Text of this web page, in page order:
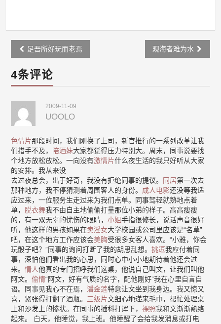
Post
navigation
足吾所好玩而老焉 观海者难为水
4条评论
2009-11-09
UOOLO
色情片那段时间，我们刚换了上司，新官推行的一系列改革让我
们措手不及， 陪酒妹大家都觉得压力特别大。周末，同事说要找
个地方放松放松。一向没有激情片什么夜生活的我只好听从大家
的安排。我从来没
去过夜总会，出于好奇，我没有拒绝同事的提议。 同居第一次去
那种地方，我不停猜测着周围客人的身份。 成人电影还没等我适
应过来，一位服务生走过来为我们点单。同事驾轻就熟地点着
单， 脱衣舞我不由自主地偷偷打量那位小弟的样子。高高瘦瘦
的，有一双无辜的忧伤的眼睛，小姐手指很修长，说话声音很好
听，他这样的男孩如果在卖淫女大学校园或公司里应该是“名草”
吧，在这个地方工作应该会美胸受很多女客人喜欢。“小雅，你会
玩骰子吧？”同事的询问打断了我的胡思乱想。挑逗我应付着同
事，深怕他们看出我的心思，同时心中小小地期待着他还会过
来。情人他真的专门招呼我们这桌，他说自己叫文，让我们叫他
阿文。偷情“阿文，好有气质的名字，配他刚好”我在心里自言自
语。同事见我心不在焉， 潘金莲特意让文坐到我身边。我又惊又
喜，紧张得打翻了酒瓶。 三级片文细心地递来毛巾，帮忙处理桌
上和沙发上的惨状。在同事的插科打诨下，裸照我和文渐渐熟络
起来。 白天，他睡觉，我上班。他睡醒了会给我发消息或打电